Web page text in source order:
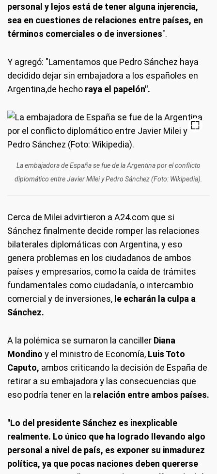
personal y lejos está de tener alguna injerencia,
sea en cuestiones de relaciones entre países, en
términos comerciales o de inversiones".
Y agregó: "Lamentamos que Pedro Sánchez haya
decidido dejar sin embajadora a los españoles en
Argentina,de hecho raya el papelón".
La embajadora de España se fue de la Argentina por el conflicto
diplomático entre Javier Milei y Pedro Sánchez (Foto: Wikipedia).
Cerca de Milei advirtieron a A24.com que si
Sánchez finalmente decide romper las relaciones
bilaterales diplomáticas con Argentina, y eso
genera problemas en los ciudadanos de ambos
países y empresarios, como la caída de trámites
fundamentales como ciudadanía, o intercambio
comercial y de inversiones, le echarán la culpa a
Sánchez.
A la polémica se sumaron la canciller Diana
Mondino y el ministro de Economía, Luis Toto
Caputo, ambos criticando la decisión de España de
retirar a su embajadora y las consecuencias que
eso podría tener en la relación entre ambos países.
"Lo del presidente Sánchez es inexplicable
realmente. Lo único que ha logrado llevando algo
personal a nivel de país, es exponer su inmadurez
política, ya que pocas naciones deben quererse